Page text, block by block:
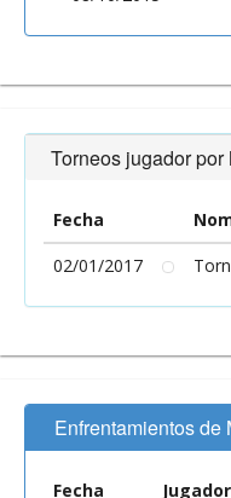
Torneos jugador
Fecha
02/01/2017
Enfrentamientos de
Fecha Jugador